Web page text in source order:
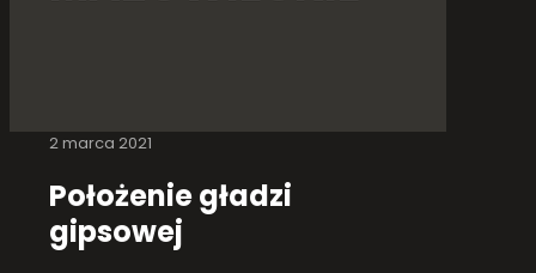
2 marca 2021
Położenie gładzi
gipsowej